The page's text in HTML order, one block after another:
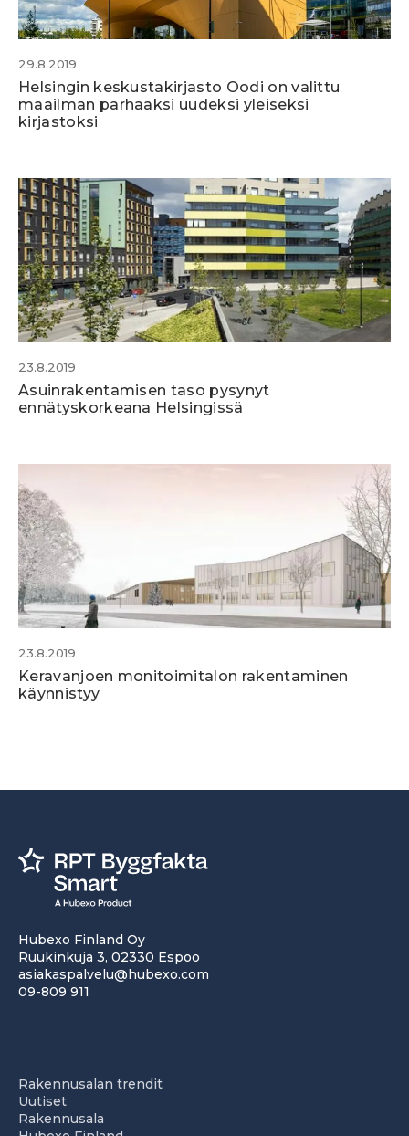
29.8.2019
Helsingin keskustakirjasto Oodi on valittu
maailman parhaaksi uudeksi yleiseksi
kirjastoksi
23.8.2019
Asuinrakentamisen taso pysynyt
ennätyskorkeana Helsingissä
23.8.2019
Keravanjoen monitoimitalon rakentaminen
käynnistyy
Hubexo Finland Oy
Ruukinkuja 3, 02330 Espoo
asiakaspalvelu@hubexo.com
09-809 911
Rakennusalan trendit
Uutiset
Rakennusala